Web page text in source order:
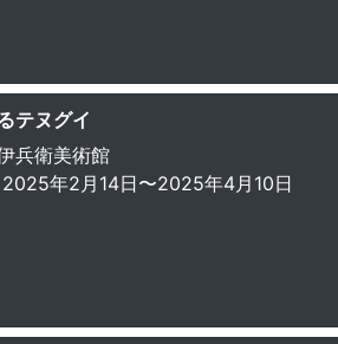
テヌグイ
兵衛美術館
2025年2月14日〜2025年4月10日